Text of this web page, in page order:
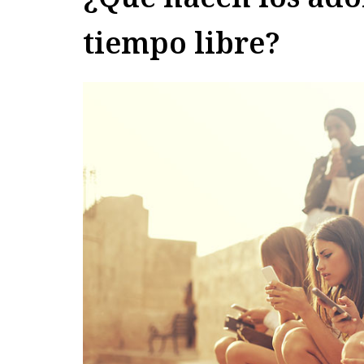
tiempo libre?